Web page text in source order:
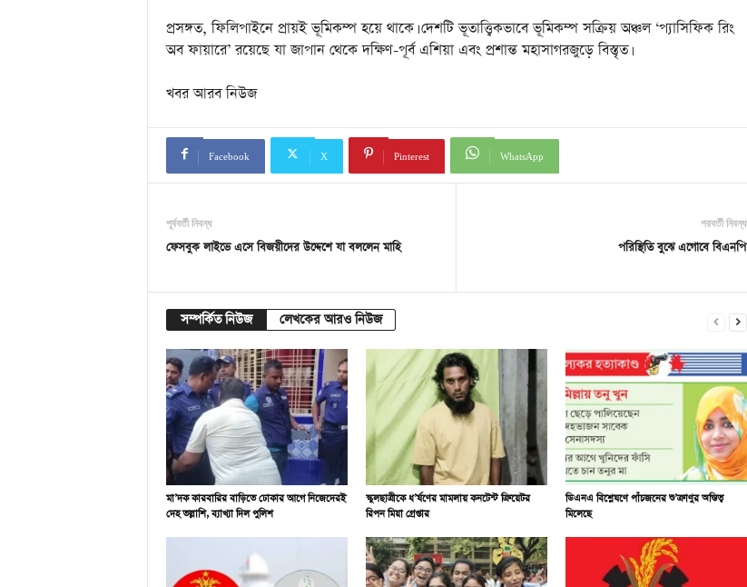
প্রসঙ্গত, ফিলিপাইনে প্রায়ই ভূমিকম্প হয়ে থাকে। দেশটি ভূতাত্ত্বিকভাবে ভূমিকম্প সক্রিয় অঞ্চল ‘প্যাসিফিক রিং
অব ফায়ারে’ রয়েছে যা জাপান থেকে দক্ষিণ-পূর্ব এশিয়া এবং প্রশান্ত মহাসাগরজুড়ে বিস্তৃত।
খবর আরব নিউজ
Facebook X Pinterest WhatsApp
পূর্ববর্তী নিবন্ধ
ফেসবুক লাইভে এসে বিজয়ীদের উদ্দেশে যা বললেন মাহি
পরবর্তী নিবন্ধ
পরিস্থিতি বুঝে এগোবে বিএনপি
সম্পর্কিত নিউজ লেখকের আরও নিউজ
মা’দক কারবারির বাড়িতে ঢোকার আগে নিজেদেরই
দেহ তল্লাশি, ব্যাখ্যা দিল পুলিশ
স্কুলছাত্রীকে ধ’র্ষণের মামলায় কনটেন্ট ক্রিয়েটর
রিপন মিয়া গ্রেপ্তার
ডিএনএ বিশ্লেষণে পাঁচজনের শু’ক্রাণুর অস্তিত্ব
মিলেছে